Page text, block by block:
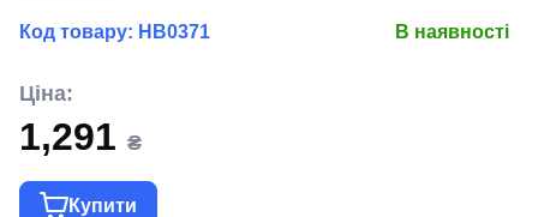
Код товару: HB0371 В наявності
Ціна:
1,291 ₴
Купити